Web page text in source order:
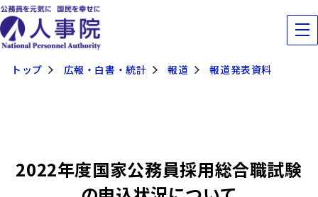
トップ 広報・白書・統計 報道 報道発表資料
2022年度国家公務員採用総合職試験